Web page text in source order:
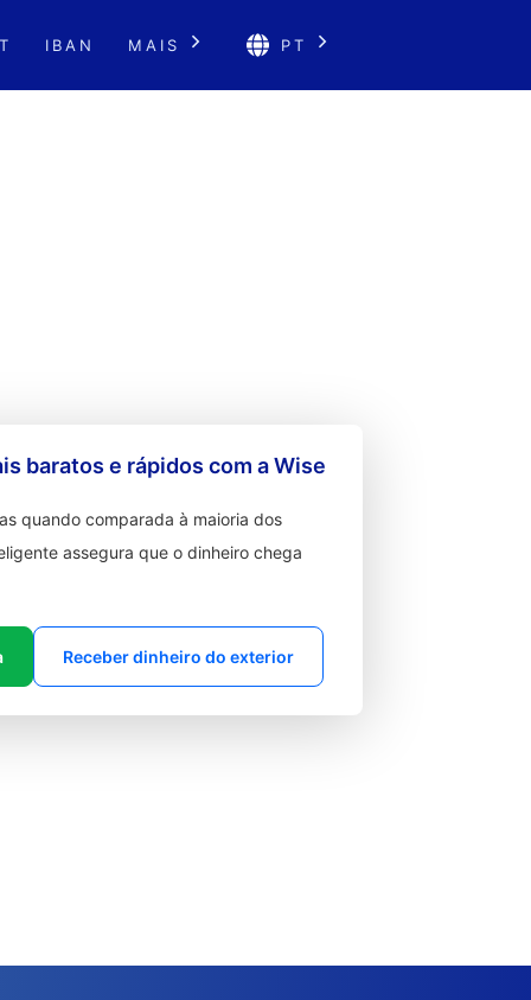
IBAN MAIS PT
baratos e rápidos com a Wise
quando comparada à maioria dos
assegura que o dinheiro chega
Receber dinheiro do exterior